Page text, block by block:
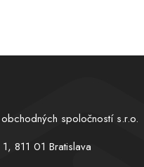
spoločností s.r.o.
811 01 Bratislava